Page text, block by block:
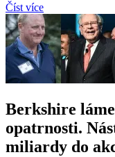
Číst více
Berkshire
opatrnosti.
miliardy do